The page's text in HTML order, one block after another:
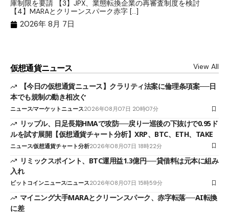
庫制限を要請 【3】JPX、業態転換企業の再審査制度を検討
【4】MARAとクリーンスパーク赤字 […]
2026年 8月 7日
仮想通貨ニュース View All
【今日の仮想通貨ニュース】クラリティ法案に倫理条項案──日
本でも規制の動き相次ぐ
ニュースマーケットニュース2026年08月07日 20時07分
リップル、日足長期HMAで攻防──戻り一巡後の下抜けで0.95ド
ルを試す展開【仮想通貨チャート分析】XRP、BTC、ETH、TAKE
ニュース仮想通貨チャート分析2026年08月07日 18時22分
リミックスポイント、BTC運用益1.3億円──貸借料は元本に組み
入れ
ビットコインニュースニュース2026年08月07日 15時59分
マイニング大手MARAとクリーンスパーク、赤字転落──AI転換
に差